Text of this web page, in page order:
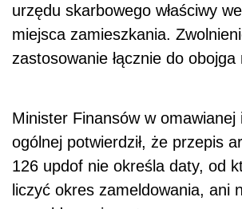
urzędu skarbowego właściwy
miejsca zamieszkania.
zastosowanie łącznie do obojga
Minister Finansów w omawianej
ogólnej potwierdził, że przepis
126 updof nie określa daty, od
liczyć okres zameldowania, ani